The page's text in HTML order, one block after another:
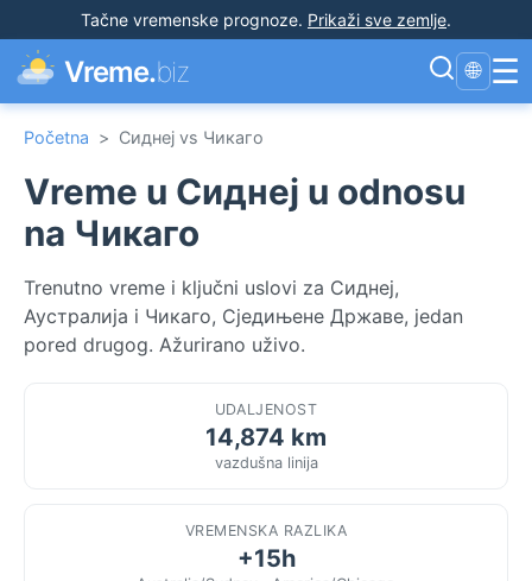
Tačne vremenske prognoze. Prikaži sve zemlje.
Vreme.biz 🌐 ☰
Početna > Сиднеј vs Чикаго
Vreme u Сиднеј u odnosu
na Чикаго
Trenutno vreme i ključni uslovi za Сиднеј,
Аустралија i Чикаго, Сједињене Државе, jedan
pored drugog. Ažurirano uživo.
UDALJENOST
14,874 km
vazdušna linija
VREMENSKA RAZLIKA
+15h